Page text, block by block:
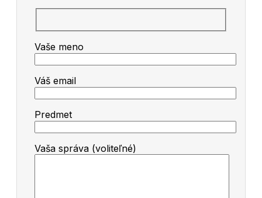
Vaše meno
Váš email
Predmet
Vaša správa (voliteľné)